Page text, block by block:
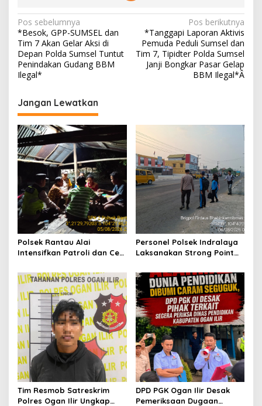
B
M
I
l
e
l
*
N
a
v
i
a
s
i
p
o
s
Pos sebelumnya
*Besok, GPP-SUMSEL dan
Tim 7 Akan Gelar Aksi di
Depan Polda Sumsel Tuntut
Penindakan Gudang BBM
Ilegal*
Pos berikutnya
*Tanggapi Laporan Aktivis
Pemuda Peduli Sumsel dan
Tim 7, Tipidter Polda Sumsel
Janji Bongkar Pasar Gelap
BBM Ilegal*Â
Jangan Lewatkan
Polsek Rantau Alai
Intensifkan Patroli dan Cek
Sinergi Jaga Kamtibmas
Personel Polsek Indralaya
Laksanakan Strong Point
Lalu Lintas Saat Jam
Masuk Sekolah
Tim Resmob Satreskrim
Polres Ogan Ilir Ungkap
DPD PGK Ogan Ilir Desak
Pemeriksaan Dugaan